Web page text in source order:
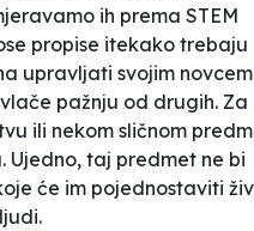
ih prema STEM
propise itekako trebaju
upravljati svojim
pažnju od drugih. Za
ili nekom sličnom
taj predmet ne bi
će im pojednostaviti
ljudi.